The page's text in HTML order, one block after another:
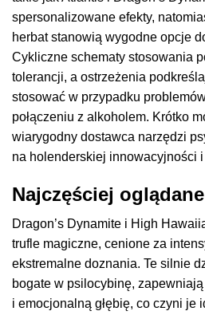
spersonalizowane efekty,
herbat stanowią wygodne opcje
Cykliczne schematy stosowania
tolerancji, a ostrzeżenia
stosować w przypadku
połączeniu z alkoholem. Krótko
wiarygodny dostawca narzędzi
na holenderskiej innowacyjności
Najczęściej
Dragon’s Dynamite i High
trufle magiczne, cenione za
ekstremalne doznania. Te silnie
bogate w psilocybinę,
i emocjonalną głębię, co czyni je